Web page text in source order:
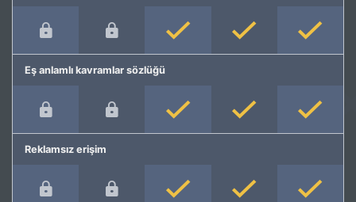
Eş anlamlı kavramlar sözlüğü
Reklamsız erişim